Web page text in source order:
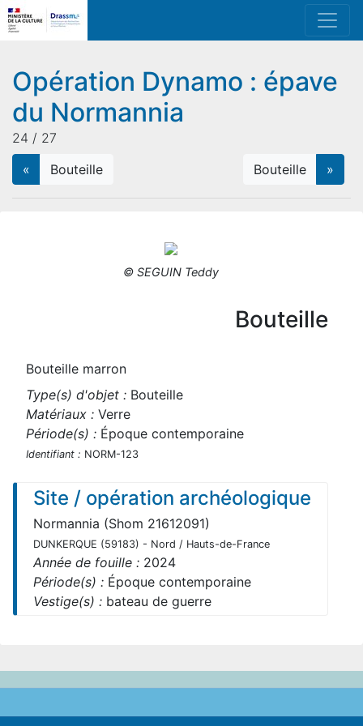
Opération Dynamo : épave
du Normannia
24 / 27
«
Bouteille Bouteille »
© SEGUIN Teddy
Bouteille
Bouteille marron
Type(s) d'objet : Bouteille
Matériaux : Verre
Période(s) : Époque contemporaine
Identifiant : NORM-123
Site / opération archéologique
Normannia (Shom 21612091)
DUNKERQUE (59183) - Nord / Hauts-de-France
Année de fouille : 2024
Période(s) : Époque contemporaine
Vestige(s) : bateau de guerre